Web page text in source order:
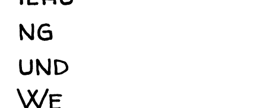
ng
und
We